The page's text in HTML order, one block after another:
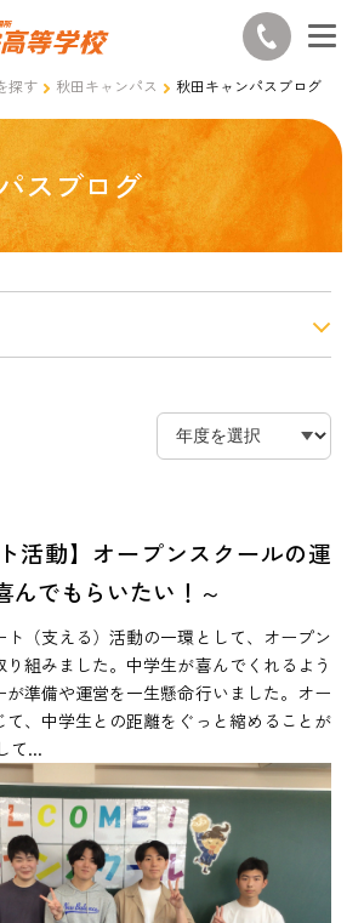
探す 秋田キャンパス 秋田キャンパスブログ
スブログ
活動】オープンスクールの運
んでもらいたい！～
ト（支える）活動の一環として、オープン
組みました。中学生が喜んでくれるよう
が準備や運営を一生懸命行いました。オー
て、中学生との距離をぐっと縮めることが
て...